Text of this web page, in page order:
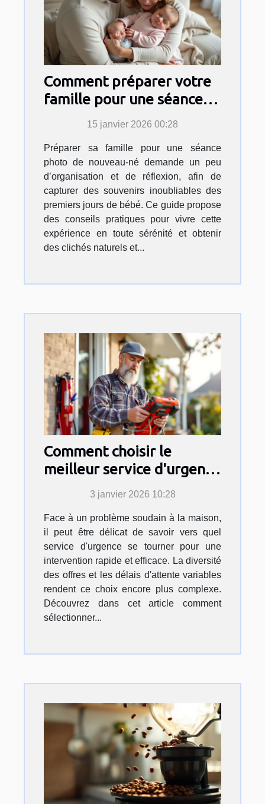
Comment préparer votre
famille pour une séance
photo de nouveau-né?
15 janvier 2026 00:28
Préparer sa famille pour une séance
photo de nouveau-né demande un peu
d’organisation et de réflexion, afin de
capturer des souvenirs inoubliables des
premiers jours de bébé. Ce guide propose
des conseils pratiques pour vivre cette
expérience en toute sérénité et obtenir
des clichés naturels et...
Comment choisir le
meilleur service d'urgence
pour vos travaux
domestiques ?
3 janvier 2026 10:28
Face à un problème soudain à la maison,
il peut être délicat de savoir vers quel
service d'urgence se tourner pour une
intervention rapide et efficace. La diversité
des offres et les délais d'attente variables
rendent ce choix encore plus complexe.
Découvrez dans cet article comment
sélectionner...